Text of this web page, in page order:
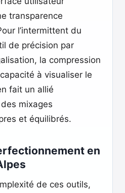
transparence
l’intermittent du
de précision par
la compression
à visualiser le
fait un allié
mixages
et équilibrés.
en
de ces outils,